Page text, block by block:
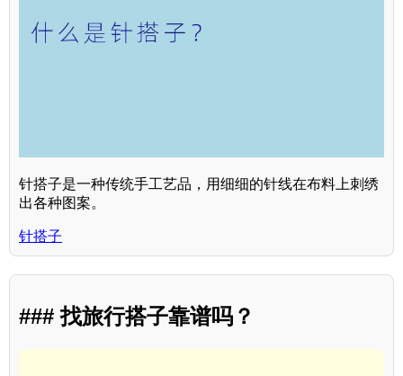
针搭子是一种传统手工艺品，用细细的针线在布料上刺绣
出各种图案。
针搭子
### 找旅行搭子靠谱吗？